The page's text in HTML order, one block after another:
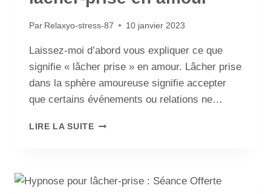
Par Relaxyo-stress-87 10 janvier 2023
Laissez-moi d’abord vous expliquer ce que
signifie « lâcher prise » en amour. Lâcher prise
dans la sphère amoureuse signifie accepter
que certains événements ou relations ne…
LIRE LA SUITE